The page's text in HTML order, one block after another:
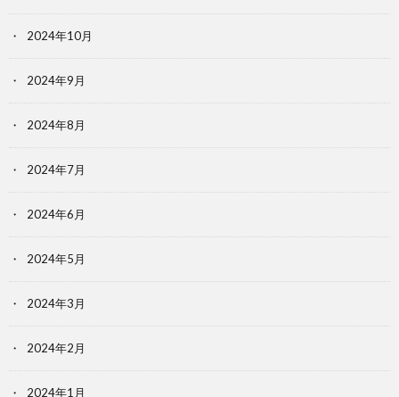
2024年10月
2024年9月
2024年8月
2024年7月
2024年6月
2024年5月
2024年3月
2024年2月
2024年1月